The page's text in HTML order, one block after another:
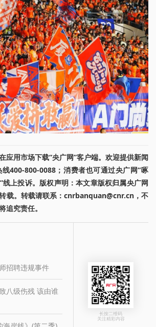
应用市场下载“央广网”客户端。欢迎提供新闻
400-800-0088；消费者也可通过央广网“啄
线上投诉。版权声明：本文章版权归属央广网
载。转载请联系：cnrbanquan@cnr.cn，不
追究责任。
招聘违规事件
八级伤残 该由谁
长按二维码
关注精彩内容